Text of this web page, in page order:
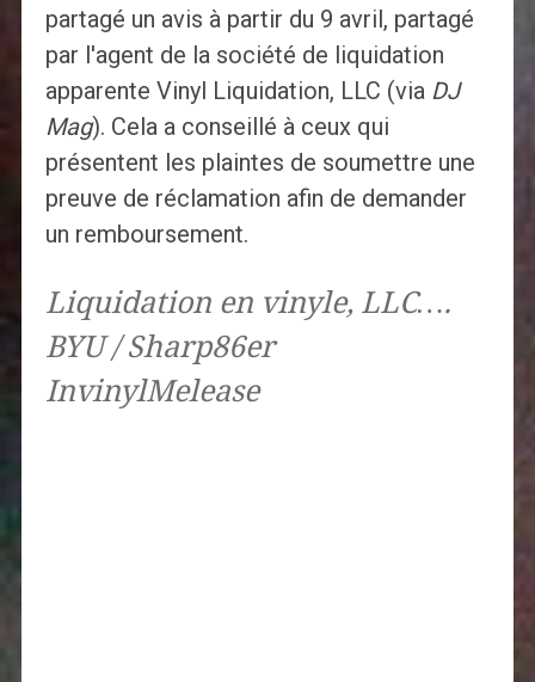
partagé un avis à partir du 9 avril, partagé
par l'agent de la société de liquidation
apparente Vinyl Liquidation, LLC (via DJ
Mag). Cela a conseillé à ceux qui
présentent les plaintes de soumettre une
preuve de réclamation afin de demander
un remboursement.
Liquidation en vinyle, LLC….
BYU / Sharp86er
InvinylMelease